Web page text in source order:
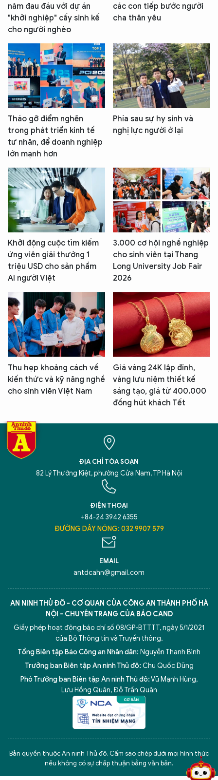
năm đau đáu với dự án
"khởi nghiệp" cấy sinh kế
cho người nghèo
các con tiếp bước người
cha thân yêu
Tháo gỡ điểm nghẽn
trong phát triển kinh tế
tư nhân, để doanh nghiệp
lớn mạnh hơn
Phía sau sự hy sinh và
nghị lực người ở lại
Khởi động cuộc tìm kiếm
ứng viên giải thưởng 1
triệu USD cho sản phẩm
AI người Việt
3.000 cơ hội nghề nghiệp
cho sinh viên tại Thang
Long University Job Fair
2026
Thu hẹp khoảng cách về
kiến thức và kỹ năng nghề
cho sinh viên Việt Nam
Giá vàng 24K lập đỉnh,
vàng lưu niệm thiết kế
sáng tạo, giá từ 400.000
đồng hút khách Tết
ĐỊA CHỈ TÒA SOẠN
82 Lý Thường Kiệt, phường Cửa Nam, TP Hà Nội
ĐIỆN THOẠI
+84-24 3942 6355
ĐƯỜNG DÂY NÓNG: 032 9907 579
EMAIL
antdcahn@gmail.com
AN NINH THỦ ĐÔ - CƠ QUAN CỦA CÔNG AN THÀNH PHỐ HÀ
NỘI - CHUYÊN TRANG CỦA BÁO CAND
Giấy phép hoạt động báo chí số 08/GP-BTTTT, ngày 5/1/2021
của Bộ Thông tin và Truyền thông.
Tổng Biên tập Báo Công an Nhân dân: Nguyễn Thanh Bình
Trưởng ban Biên tập An ninh Thủ đô: Chu Quốc Dũng
Phó Trưởng ban Biên tập An ninh Thủ đô:Vũ Mạnh Hùng,
Lưu Hồng Quân, Đỗ Trần Quân
Bản quyền thuộc An ninh Thủ đô. Cấm sao chép dưới mọi hình thức
nếu không có sự chấp thuận bằng văn bản.
5 điểm nghẽn của Hà Nội giải pháp xử lý điểm nghẽn của